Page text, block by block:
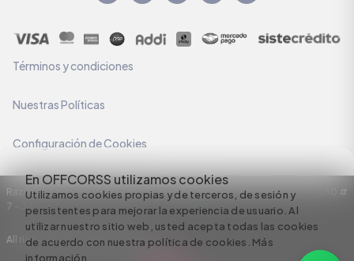
En OFFCORSS utilizamos cookies
Utilizamos cookies propias y de terceros, de sesión y
persistentes para mejorar la experiencia de usuario. Al
utilizar nuestro sitio web, usted acepta todas las cookies
de acuerdo con nuestra política de cookies. Más
información
Términos y condiciones
Nuestras Políticas
Configuración de Cookies
Razón Social: C.I HERMECO S.A. NIT: 890924167-6 Dirección: Carrera 50 #
7 – 35
All rights reserved empowered by